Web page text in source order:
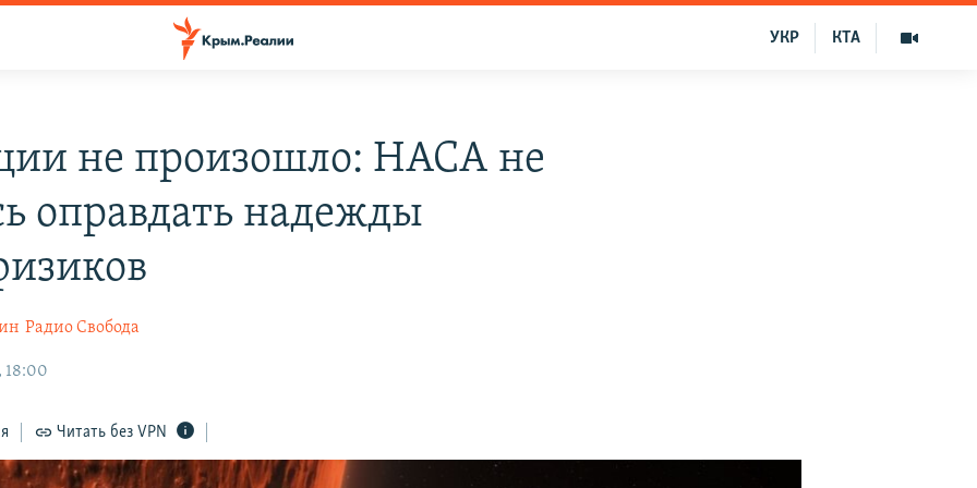
КТА
УКР
не произошло: НАСА не
оправдать надежды
Радио Свобода
18:00
Читать без VPN